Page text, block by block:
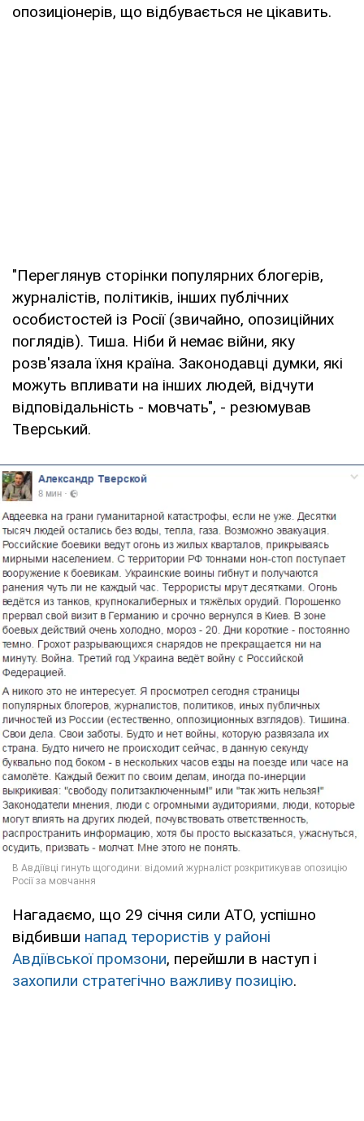
опозиціонерів, що відбувається не цікавить.
"Переглянув сторінки популярних блогерів,
журналістів, політиків, інших публічних
особистостей із Росії (звичайно, опозиційних
поглядів). Тиша. Ніби й немає війни, яку
розв'язала їхня країна. Законодавці думки, які
можуть впливати на інших людей, відчути
відповідальність - мовчать", - резюмував
Тверський.
Нагадаємо, що 29 січня сили АТО, успішно
відбивши напад терористів у районі
Авдіївської промзони, перейшли в наступ і
захопили стратегічно важливу позицію.